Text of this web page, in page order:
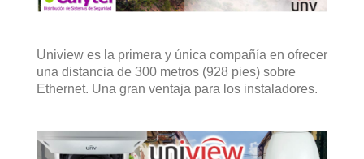
Uniview es la primera y única compañía en ofrecer
una distancia de 300 metros (928 pies) sobre
Ethernet. Una gran ventaja para los instaladores.